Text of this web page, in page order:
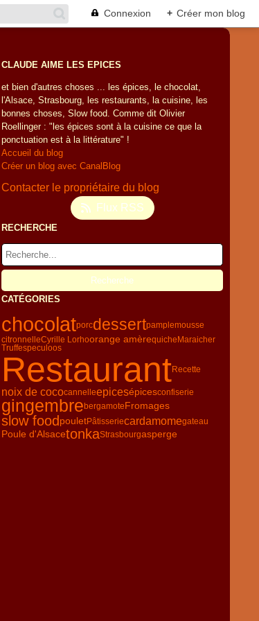
Connexion + Créer mon blog
CLAUDE AIME LES EPICES
et bien d'autres choses ... les épices, le chocolat,
l'Alsace, Strasbourg, les restaurants, la cuisine, les
bonnes choses, Slow food. Comme dit Olivier
Roellinger : "les épices sont à la cuisine ce que la
ponctuation est à la littérature" !
Accueil du blog
Créer un blog avec CanalBlog
Contacter le propriétaire du blog
Flux RSS
RECHERCHE
CATÉGORIES
chocolatporcdessertpamplemousse
citronnelleCyrille Lorhoorange amèrequicheMaraicher
Truffespeculoos
RestaurantRecette
noix de cococannelleepicesépicesconfiserie
gingembrebergamoteFromages
slow food pouletPâtisseriecardamomegateau
Poule d'AlsacetonkaStrasbourgasperge